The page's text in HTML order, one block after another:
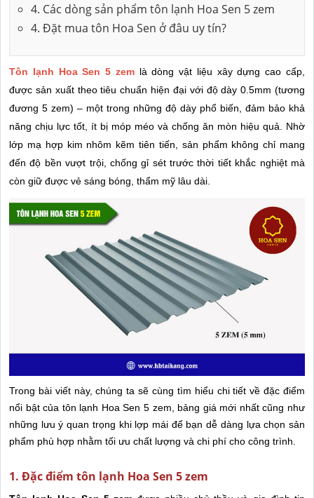
4. Các dòng sản phẩm tôn lạnh Hoa Sen 5 zem
4. Đặt mua tôn Hoa Sen ở đâu uy tín?
Tôn lạnh Hoa Sen 5 zemlà dòng vật liệu xây dựng cao cấp,
được sản xuất theo tiêu chuẩn hiện đại với độ dày 0.5mm (tương
đương 5 zem) – một trong những độ dày phổ biến, đảm bảo khả
năng chịu lực tốt, ít bị móp méo và chống ăn mòn hiệu quả. Nhờ
lớp mạ hợp kim nhôm kẽm tiên tiến, sản phẩm không chỉ mang
đến độ bền vượt trội, chống gỉ sét trước thời tiết khắc nghiệt mà
còn giữ được vẻ sáng bóng, thẩm mỹ lâu dài.
Trong bài viết này, chúng ta sẽ cùng tìm hiểu chi tiết về đặc điểm
nổi bật của tôn lạnh Hoa Sen 5 zem, bảng giá mới nhất cũng như
những lưu ý quan trọng khi lợp mái để bạn dễ dàng lựa chọn sản
phẩm phù hợp nhằm tối ưu chất lượng và chi phí cho công trình.
1. Đặc điểm tôn lạnh Hoa Sen 5 zem